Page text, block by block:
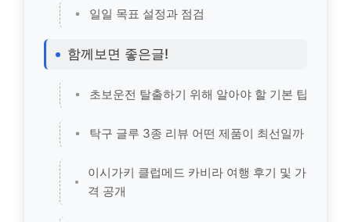
일일 목표 설정과 점검
함께보면 좋은글!
초보운전 탈출하기 위해 알아야 할 기본 팁
탁구 글루 3종 리뷰 어떤 제품이 최선일까
이시가키 클럽메드 카비라 여행 후기 및 가
격 공개